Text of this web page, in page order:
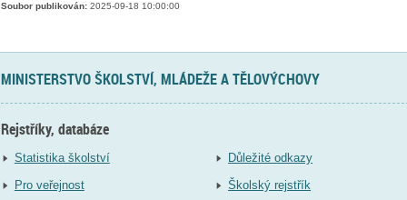
Soubor publikován:2025-09-18 10:00:00
MINISTERSTVO ŠKOLSTVÍ, MLÁDEŽE A TĚLOVÝCHOVY
Rejstříky, databáze
Statistika školství
Pro veřejnost
Důležité odkazy
Školský rejstřík